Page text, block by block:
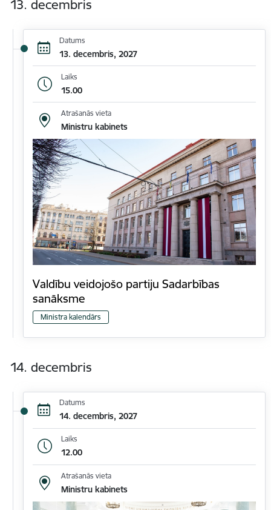
13. decembris
Datums
13. decembris, 2027
Laiks
15.00
Atrašanās vieta
Ministru kabinets
Valdību veidojošo partiju Sadarbības
sanāksme
Ministra kalendārs
14. decembris
Datums
14. decembris, 2027
Laiks
12.00
Atrašanās vieta
Ministru kabinets